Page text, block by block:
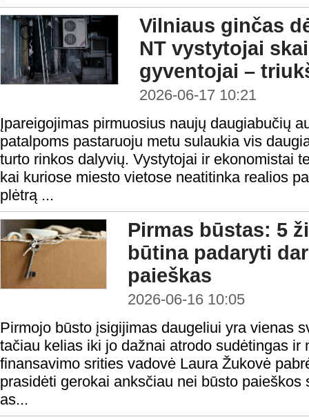
Vilniaus ginčas
NT vystytojai
gyventojai –
2026-06-17 10:21
Įpareigojimas pirmuosius naujų daugiabučių
patalpoms pastaruoju metu sulaukia vis
turto rinkos dalyvių. Vystytojai ir ekonomistai
kai kuriose miesto vietose neatitinka realios
plėtrą ...
Pirmas būstas: 5
būtina padaryti
paieškas
2026-06-16 10:05
Pirmojo būsto įsigijimas daugeliui yra vienas
tačiau kelias iki jo dažnai atrodo sudėtingas ir
finansavimo srities vadovė Laura Žukovė
prasidėti gerokai anksčiau nei būsto paieškos
as...